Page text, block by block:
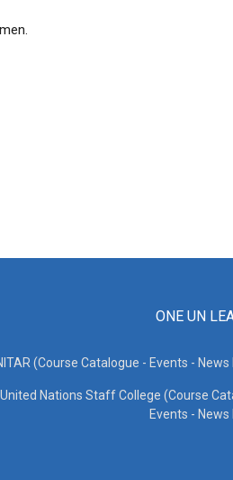
ONE UN
(Course Catalogue - Events -
United Nations Staff College (Course
Events -